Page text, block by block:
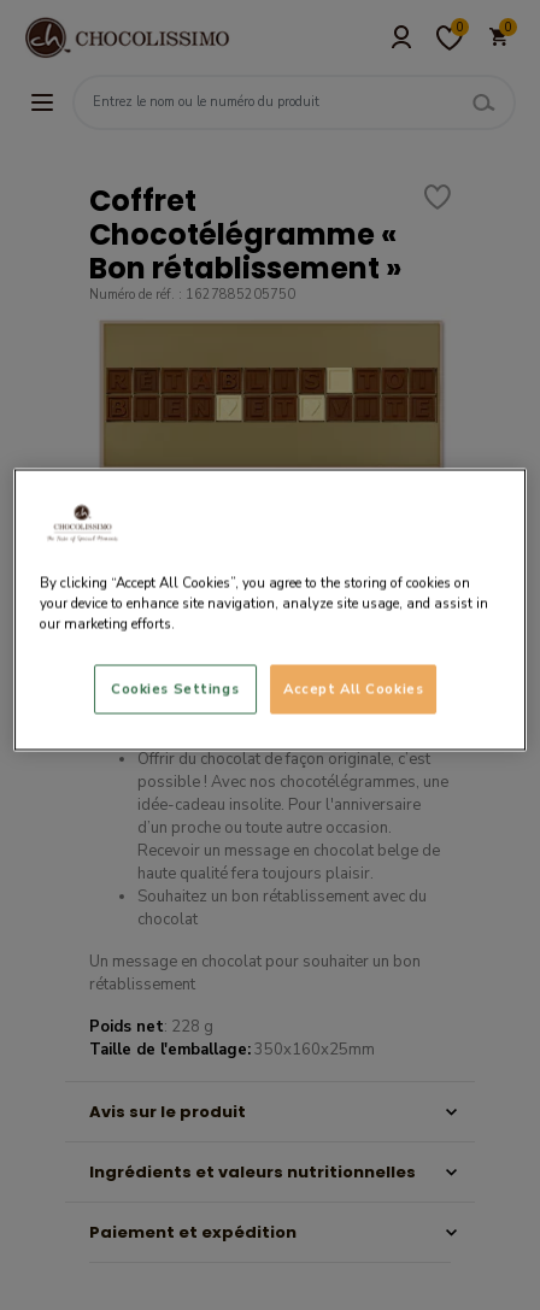
0 0
Coffret
Chocotélégramme «
Bon rétablissement »
Numéro de réf. : 1627885205750
Description du produit
Offrir du chocolat de façon originale, c’est
possible ! Avec nos chocotélégrammes, une
idée-cadeau insolite. Pour l'anniversaire
d’un proche ou toute autre occasion.
Recevoir un message en chocolat belge de
haute qualité fera toujours plaisir.
Souhaitez un bon rétablissement avec du
chocolat
Un message en chocolat pour souhaiter un bon
rétablissement
Poids net: 228 g
Taille de l'emballage:350x160x25mm
Avis sur le produit
Ingrédients et valeurs nutritionnelles
Paiement et expédition
By clicking “Accept All Cookies”, you agree to the storing of cookies on
your device to enhance site navigation, analyze site usage, and assist in
our marketing efforts.
Accept All Cookies
Cookies Settings